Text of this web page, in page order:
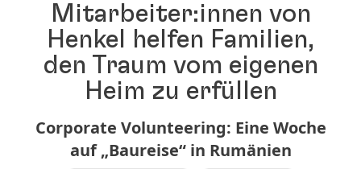
Mitarbeiter:innen von
Henkel helfen Familien,
den Traum vom eigenen
Heim zu erfüllen
Corporate Volunteering: Eine Woche
auf „Baureise“ in Rumänien